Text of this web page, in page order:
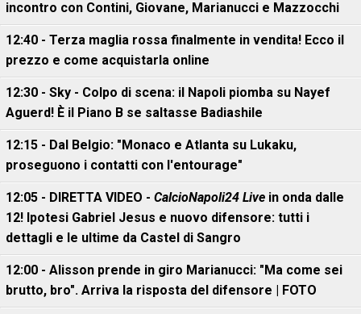
incontro con Contini, Giovane, Marianucci e Mazzocchi
12:40 - Terza maglia rossa finalmente in vendita! Ecco il
prezzo e come acquistarla online
12:30 - Sky - Colpo di scena: il Napoli piomba su Nayef
Aguerd! È il Piano B se saltasse Badiashile
12:15 - Dal Belgio: "Monaco e Atlanta su Lukaku,
proseguono i contatti con l'entourage"
12:05 - DIRETTA VIDEO - CalcioNapoli24 Live in onda dalle
12! Ipotesi Gabriel Jesus e nuovo difensore: tutti i
dettagli e le ultime da Castel di Sangro
12:00 - Alisson prende in giro Marianucci: "Ma come sei
brutto, bro". Arriva la risposta del difensore | FOTO